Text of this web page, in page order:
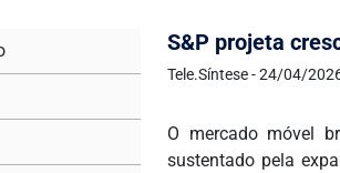
S&P projeta
Tele.Síntese - 24/04/
O mercado móvel
sustentado pela